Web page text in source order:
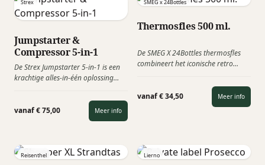
Strex
Jumpstarter &
Compressor 5-in-1
De Strex Jumpstarter 5-in-1 is een
krachtige alles-in-één oplossing
multifunctionele tool combineert
een starthulp, compressor,
powerbank, zaklamp en SOS-
vanaf € 75,00 Meer info
SMEG x 24Bottles
Thermosfles 500 ml.
De SMEG X 24Bottles thermosfles
combineert het iconische retro
innovatieve expertise van het
Italiaanse functionele designmerk
24Bottles. Deze stijlvolle
exclusieve uitstraling én
hoogwaardige kwaliteit in jouw
vanaf € 34,50 Meer info
Reisenthel Lierno